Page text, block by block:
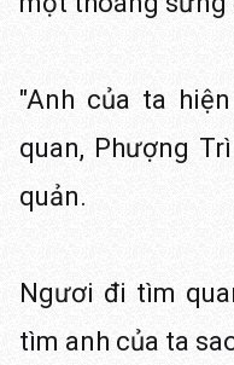
"Anh của ta
quan, Phượng
quản.
Ngươi đi tìm
tìm anh của ta